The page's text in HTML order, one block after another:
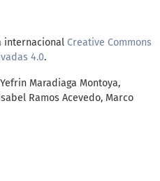
internacional Creative Commons
4.0.
Maradiaga Montoya,
Ramos Acevedo, Marco